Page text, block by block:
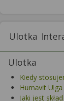
Ulotka
Ulotka
Kiedy
Humavit Ulga
Jaki jest